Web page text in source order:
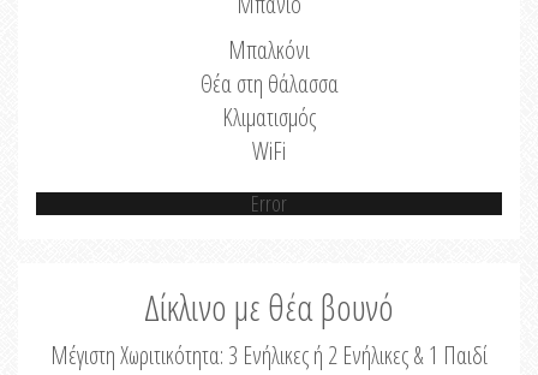
Μπαλκόνι
Θέα στη θάλασσα
Κλιματισμός
WiFi
Error
Δίκλινο με θέα βουνό
Μέγιστη Χωριτικότητα: 3 Ενήλικες ή 2 Ενήλικες & 1 Παιδί